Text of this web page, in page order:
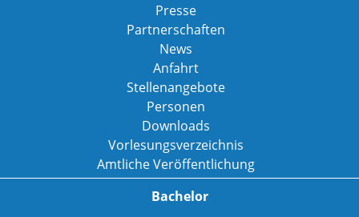
Presse
Partnerschaften
News
Anfahrt
Stellenangebote
Personen
Downloads
Vorlesungsverzeichnis
Amtliche Veröffentlichung
Bachelor